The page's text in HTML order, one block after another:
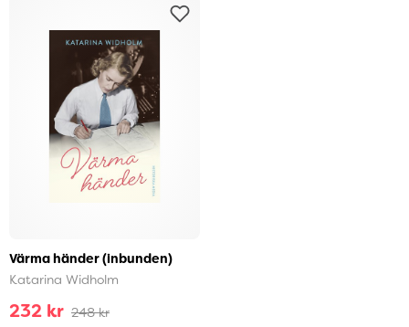
Värma händer (inbunden)
Katarina Widholm
232 kr 248 kr